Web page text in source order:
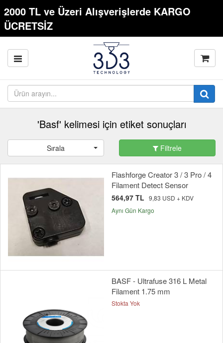
2000 TL ve Üzeri Alışverişlerde KARGO
ÜCRETSİZ
'Basf' kelimesi için etiket sonuçları
Sırala Filtrele
Flashforge Creator 3 / 3 Pro / 4
Filament Detect Sensor
564,97 TL 9,83 USD + KDV
Aynı Gün Kargo
BASF - Ultrafuse 316 L Metal
Filament 1.75 mm
Stokta Yok